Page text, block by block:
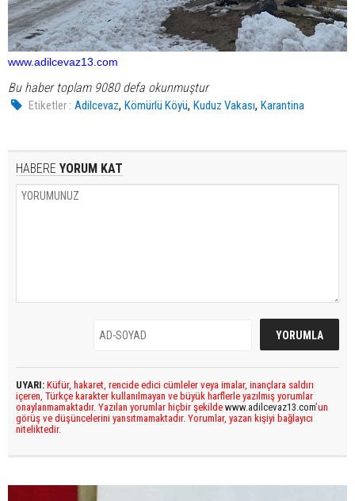
www.adilcevaz13.com
Bu haber toplam 9080 defa okunmuştur
Etiketler : Adilcevaz,Kömürlü Köyü,Kuduz Vakası,Karantina
HABERE YORUM KAT
UYARI: Küfür, hakaret, rencide edici cümleler veya imalar, inançlara saldırı
içeren, Türkçe karakter kullanılmayan ve büyük harflerle yazılmış yorumlar
onaylanmamaktadır. Yazılan yorumlar hiçbir şekilde www.adilcevaz13.com’un
görüş ve düşüncelerini yansıtmamaktadır. Yorumlar, yazan kişiyi bağlayıcı
niteliktedir.